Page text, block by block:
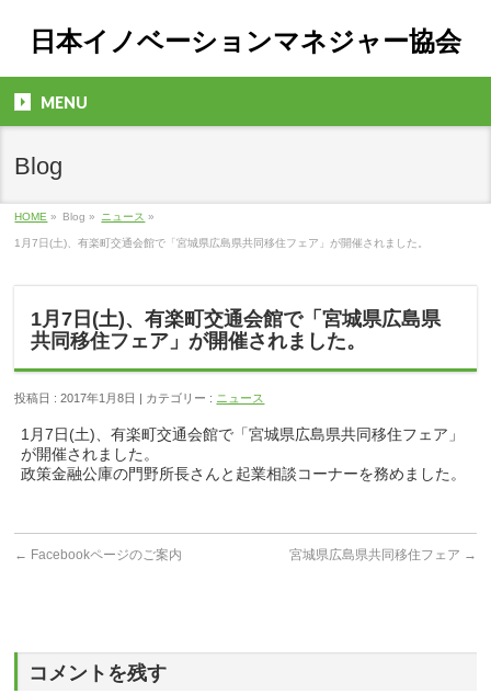
日本イノベーションマネジャー協会
MENU
Blog
HOME » Blog » ニュース »
1月7日(土)、有楽町交通会館で「宮城県広島県共同移住フェア」が開催されました。
1月7日(土)、有楽町交通会館で「宮城県広島県
共同移住フェア」が開催されました。
投稿日 : 2017年1月8日 | カテゴリー : ニュース
1月7日(土)、有楽町交通会館で「宮城県広島県共同移住フェア」
が開催されました。
政策金融公庫の門野所長さんと起業相談コーナーを務めました。
← Facebookページのご案内 宮城県広島県共同移住フェア →
コメントを残す